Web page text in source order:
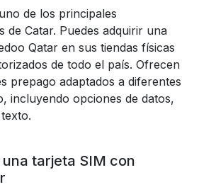
de los principales
de Catar. Puedes adquirir una
Qatar en sus tiendas físicas
de todo el país. Ofrecen
prepago adaptados a diferentes
incluyendo opciones de datos,
tarjeta SIM con